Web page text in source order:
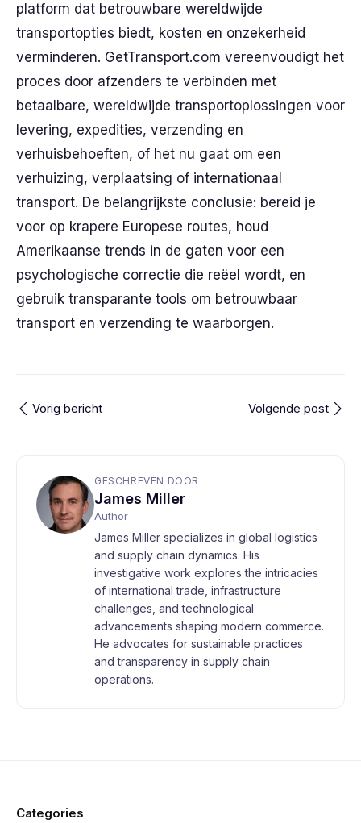
platform dat betrouwbare wereldwijde
transportopties biedt, kosten en onzekerheid
verminderen. GetTransport.com vereenvoudigt het
proces door afzenders te verbinden met
betaalbare, wereldwijde transportoplossingen voor
levering, expedities, verzending en
verhuisbehoeften, of het nu gaat om een
verhuizing, verplaatsing of internationaal
transport. De belangrijkste conclusie: bereid je
voor op krapere Europese routes, houd
Amerikaanse trends in de gaten voor een
psychologische correctie die reëel wordt, en
gebruik transparante tools om betrouwbaar
transport en verzending te waarborgen.
Vorig bericht Volgende post
GESCHREVEN DOOR
James Miller
Author
James Miller specializes in global logistics
and supply chain dynamics. His
investigative work explores the intricacies
of international trade, infrastructure
challenges, and technological
advancements shaping modern commerce.
He advocates for sustainable practices
and transparency in supply chain
operations.
Categories